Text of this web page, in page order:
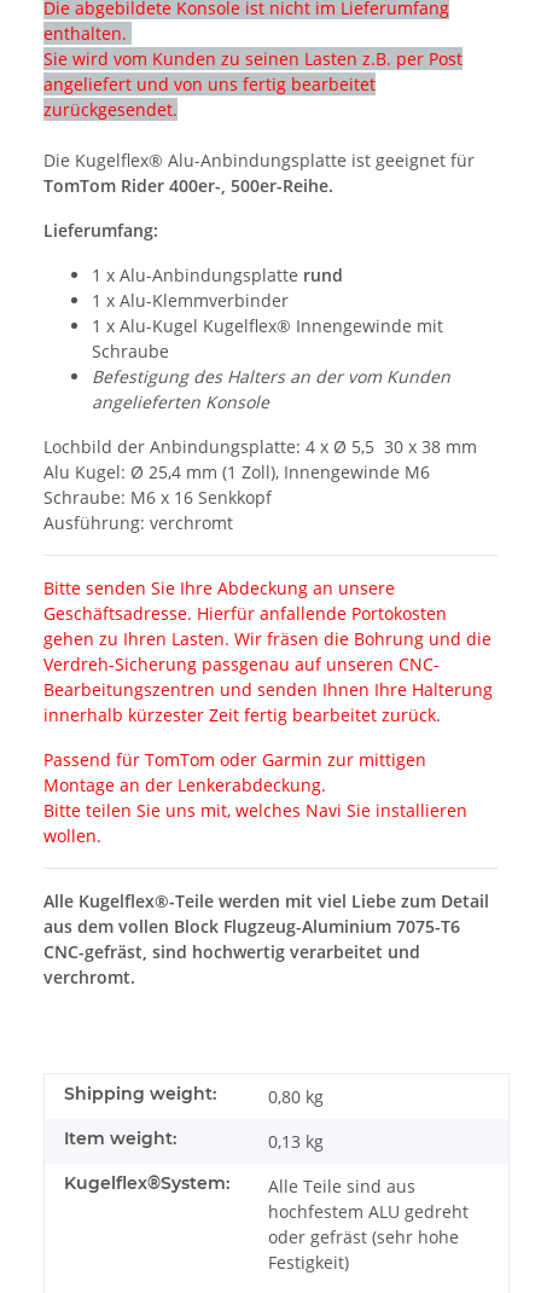
Die abgebildete Konsole ist nicht im Lieferumfang
enthalten.
Sie wird vom Kunden zu seinen Lasten z.B. per Post
angeliefert und von uns fertig bearbeitet
zurückgesendet.
Die Kugelflex® Alu-Anbindungsplatte ist geeignet für
TomTom Rider 400er-, 500er-Reihe.
Lieferumfang:
1 x Alu-Anbindungsplatte rund
1 x Alu-Klemmverbinder
1 x Alu-Kugel Kugelflex® Innengewinde mit
Schraube
Befestigung des Halters an der vom Kunden
angelieferten Konsole
Lochbild der Anbindungsplatte: 4 x Ø 5,5 30 x 38 mm
Alu Kugel: Ø 25,4 mm (1 Zoll), Innengewinde M6
Schraube: M6 x 16 Senkkopf
Ausführung: verchromt
Bitte senden Sie Ihre Abdeckung an unsere
Geschäftsadresse. Hierfür anfallende Portokosten
gehen zu Ihren Lasten. Wir fräsen die Bohrung und die
Verdreh-Sicherung passgenau auf unseren CNC-
Bearbeitungszentren und senden Ihnen Ihre Halterung
innerhalb kürzester Zeit fertig bearbeitet zurück.
Passend für TomTom oder Garmin zur mittigen
Montage an der Lenkerabdeckung.
Bitte teilen Sie uns mit, welches Navi Sie installieren
wollen.
Alle Kugelflex®-Teile werden mit viel Liebe zum Detail
aus dem vollen Block Flugzeug-Aluminium 7075-T6
CNC-gefräst, sind hochwertig verarbeitet und
verchromt.
Shipping weight: 0,80 kg
Item weight: 0,13 kg
Kugelflex®System:
Alle Teile sind aus
hochfestem ALU gedreht
oder gefräst (sehr hohe
Festigkeit)